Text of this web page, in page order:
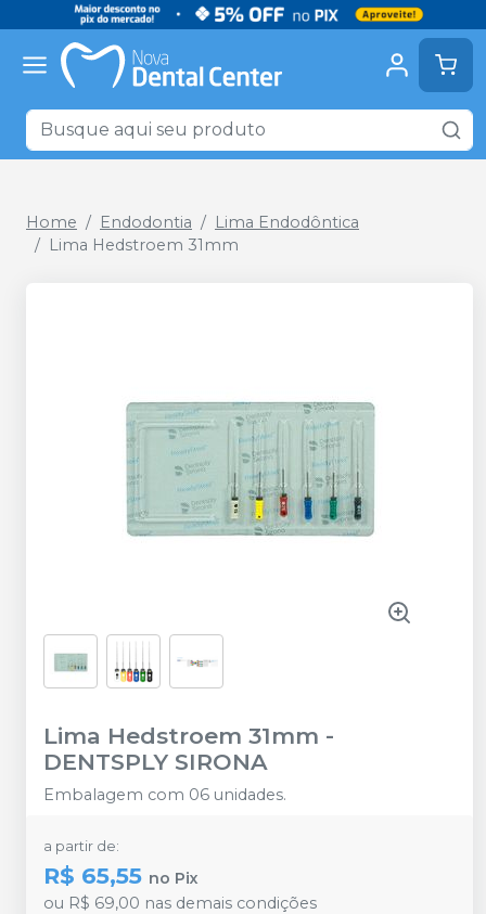
Home Endodontia
Lima Endodôntica
Lima Hedstroem 31mm
Lima Hedstroem 31mm -
DENTSPLY SIRONA
Embalagem com 06 unidades.
a partir de:
R$ 65,55 no Pix
ou R$ 69,00 nas demais condições